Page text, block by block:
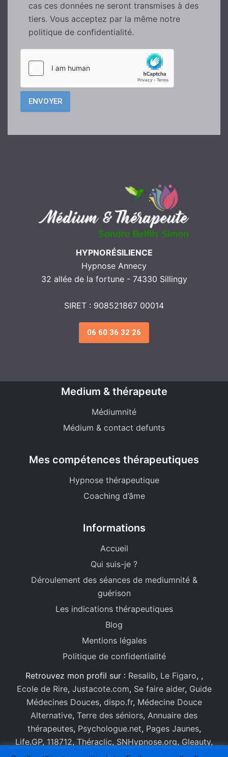
cas ces données ne seront transmises à des
tiers. Vous acceptez par la même notre
politique de confidentialité.
HYPNORÉSILIENCE
Hypnose Annecy
32 allée de la fortune - 74330 Sillingy
SIRET : 908521867 00014
06 60 36 32 26
Medium & thérapeute
Médiumnité
Médium & contact defunts
Mes compétences thérapeutiques
Hypnose thérapeutique
Coaching d’âme
Informations
Accueil
Qui suis-je ?
Déroulement des séances de mediumnité &
guérison
Les indications thérapeutiques
Blog
Mentions légales
Politique de confidentialité
Retrouvez mon profil sur : Resalib, Le Figaro, ,
Ecole de Rire, Justacote.com, Se faire aider, Guide
Médecines Douces, dispo.fr, Médecine Douce
Alternative, Terre des séniors, Annuaire des
thérapeutes, Psychologue.net, Pages Jaunes,
Life.GP, 118712, Théraclic, SNHypnose.org, Gleauty,